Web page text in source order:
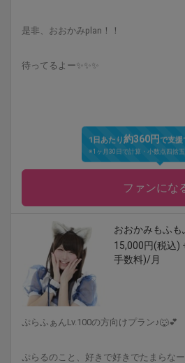
是非、おおかみplan！！
待ってるよー✨✨✨
1日あたり約360円で支援
※1ヶ月30日で計算・小数点四捨五
ファンにな
おおかみもふも
15,000円(税込)
手数料)/月
ぷらふぁんLv.100の方向けプラン♪🐺💕
ぷらるのこと、好きで好きでたまらな